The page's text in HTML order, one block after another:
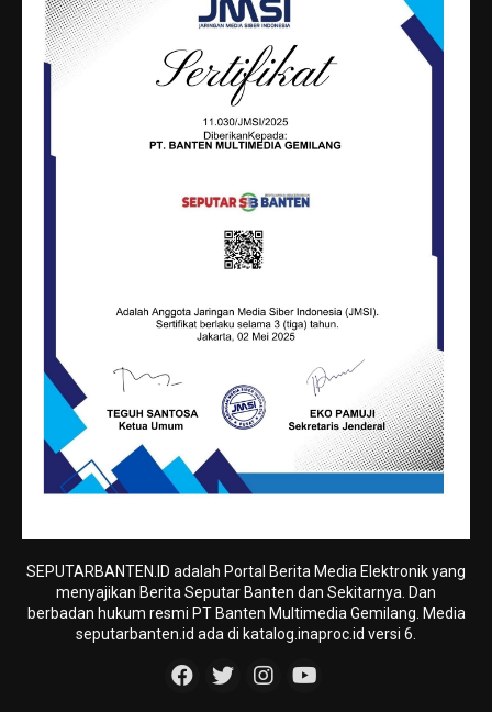
SEPUTARBANTEN.ID adalah Portal Berita Media Elektronik yang
menyajikan Berita Seputar Banten dan Sekitarnya. Dan
berbadan hukum resmi PT Banten Multimedia Gemilang. Media
seputarbanten.id ada di katalog.inaproc.id versi 6.